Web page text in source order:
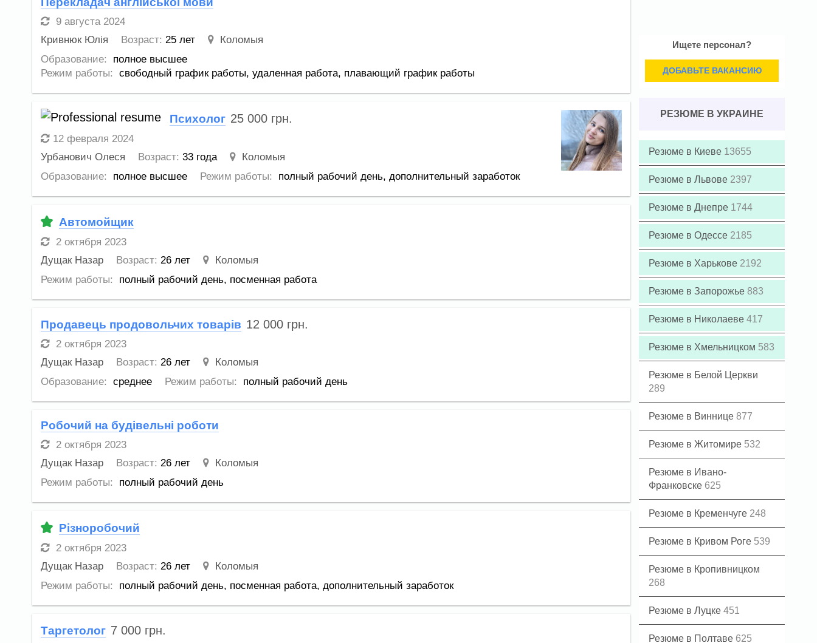
9 августа 2024
Кривнюк Юлія
Возраст: 25 лет
Коломыя
Образование:
полное высшее
Режим работы:
свободный график работы, удаленная работа, плавающий график работы
Психолог 25 000 грн.
12 февраля 2024
Урбанович Олеся
Возраст: 33 года
Коломыя
Образование:
полное высшее Режим работы: полный рабочий день, дополнительный заработок
Автомойщик
2 октября 2023
Дущак Назар
Возраст: 26 лет
Коломыя
Режим работы:
полный рабочий день, посменная работа
Продавець продовольчих товарів 12 000 грн.
2 октября 2023
Дущак Назар
Возраст: 26 лет
Коломыя
Образование:
среднее Режим работы: полный рабочий день
Робочий на будівельні роботи
2 октября 2023
Дущак Назар
Возраст: 26 лет
Коломыя
Режим работы:
полный рабочий день
Різноробочий
2 октября 2023
Дущак Назар
Возраст: 26 лет
Коломыя
Режим работы:
полный рабочий день, посменная работа, дополнительный заработок
Таргетолог 7 000 грн.
Ищете персонал?
ДОБАВЬТЕ ВАКАНСИЮ
РЕЗЮМЕ В УКРАИНЕ
Резюме в Киеве 13655
Резюме в Львове 2397
Резюме в Днепре 1744
Резюме в Одессе 2185
Резюме в Харькове 2192
Резюме в Запорожье 883
Резюме в Николаеве 417
Резюме в Хмельницком 583
Резюме в Белой Церкви
289
Резюме в Виннице 877
Резюме в Житомире 532
Резюме в Ивано-
Франковске 625
Резюме в Кременчуге 248
Резюме в Кривом Роге 539
Резюме в Кропивницком
268
Резюме в Луцке 451
Резюме в Полтаве 625